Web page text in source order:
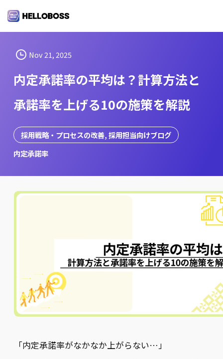
i
Nov 21, 2025
内定承諾率の平均は？計算方法と
承諾率を上げる10の施策を解説
採用戦略・プロセスの改善, 採用担当向けブログ
内定承諾率
「内定承諾率がなかなか上がらない…」